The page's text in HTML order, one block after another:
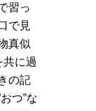
習っ
で見
真似
共に過
の記
つ”な